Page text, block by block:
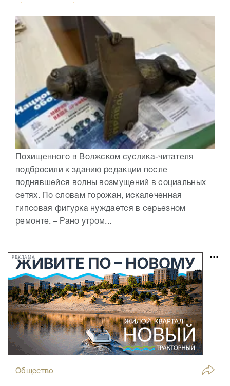
Похищенного в Волжском суслика-читателя
подбросили к зданию редакции после
поднявшейся волны возмущений в социальных
сетях. По словам горожан, искалеченная
гипсовая фигурка нуждается в серьезном
ремонте. – Рано утром...
РЕКЛАМА
Общество